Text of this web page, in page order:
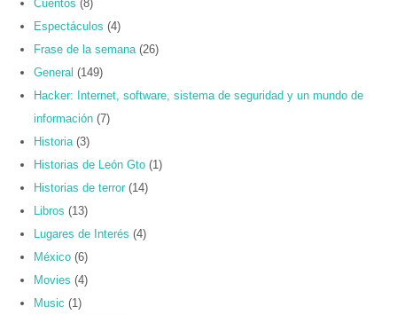
Cuentos (8)
Espectáculos (4)
Frase de la semana (26)
General (149)
Hacker: Internet, software, sistema de seguridad y un mundo de
información (7)
Historia (3)
Historias de León Gto (1)
Historias de terror (14)
Libros (13)
Lugares de Interés (4)
México (6)
Movies (4)
Music (1)